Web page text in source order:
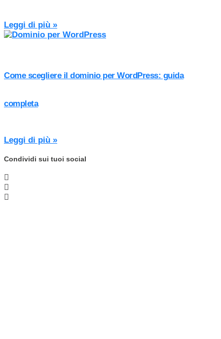
Leggi di più »
Come scegliere il dominio per WordPress: guida
completa
Leggi di più »
Condividi sui tuoi social